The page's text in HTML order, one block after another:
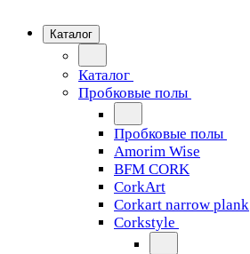
Каталог
Каталог
Пробковые полы
Пробковые полы
Amorim Wise
BFM CORK
CorkArt
Corkart narrow plank
Corkstyle